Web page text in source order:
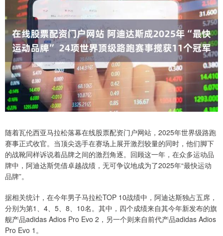
随着瓦伦西亚马拉松落幕在线股票配资门户网站，2025年世界级路跑
赛事正式收官。当顶尖选手在赛场上展开激烈较量的同时，他们脚下
的战靴同样诉说着品牌之间的激烈角逐。回顾这一年，在众多运动品
牌中，阿迪达斯凭借卓越战绩，无可争议地成为了2025年“最快运动
品牌”。
据相关统计，在今年男子马拉松TOP 10战绩中，阿迪达斯独占五席，
分别为第1、4、5、8、10名。其中，四个成绩来自其今年新发布的旗
舰产品adidas Adios Pro Evo 2，另一个则来自前代产品adidas Adios
Pro Evo 1。